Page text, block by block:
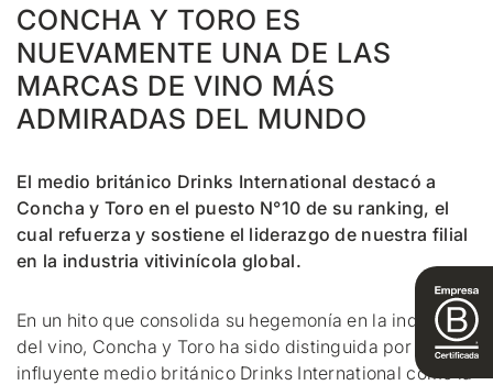
CONCHA Y TORO ES
NUEVAMENTE UNA DE LAS
MARCAS DE VINO MÁS
ADMIRADAS DEL MUNDO
El medio británico Drinks International destacó a
Concha y Toro en el puesto N°10 de su ranking, el
cual refuerza y sostiene el liderazgo de nuestra filial
en la industria vitivinícola global.
En un hito que consolida su hegemonía en la industria
del vino, Concha y Toro ha sido distinguida por el
influyente medio británico Drinks International como la